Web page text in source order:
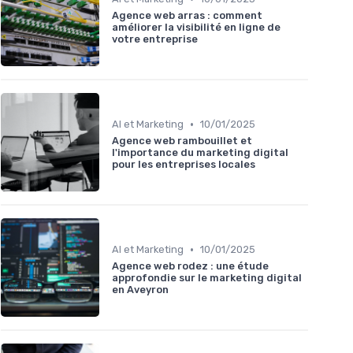
Agence web arras : comment
améliorer la visibilité en ligne de
votre entreprise
AI et Marketing • 10/01/2025
Agence web rambouillet et
l'importance du marketing digital
pour les entreprises locales
AI et Marketing • 10/01/2025
Agence web rodez : une étude
approfondie sur le marketing digital
en Aveyron